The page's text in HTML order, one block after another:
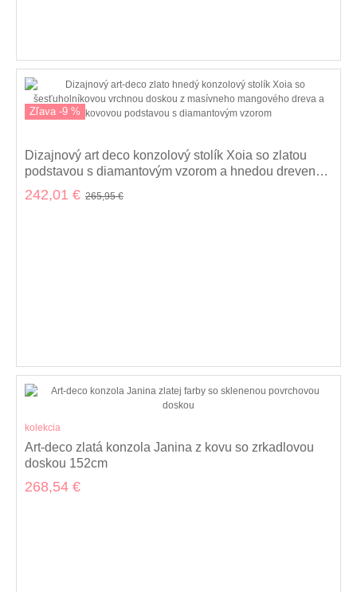
Zľava -9 %
Dizajnový art deco konzolový stolík Xoia so zlatou
podstavou s diamantovým vzorom a hnedou drevenou
doskou 75 cm
242,01 € 265,95 €
kolekcia
Art-deco zlatá konzola Janina z kovu so zrkadlovou
doskou 152cm
268,54 €